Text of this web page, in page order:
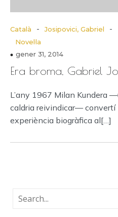
Català - Josipovici, Gabriel -
Novel·la
gener 31, 2014
Era broma, Gabriel
L’any 1967 Milan Kundera
caldria reivindicar— convertí
experiència biogràfica al[…]